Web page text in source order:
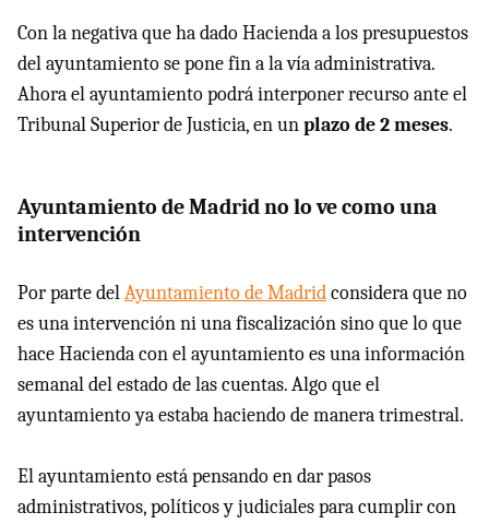
Con la negativa que ha dado Hacienda a los presupuestos
del ayuntamiento se pone fin a la vía administrativa.
Ahora el ayuntamiento podrá interponer recurso ante el
Tribunal Superior de Justicia, en unplazo de 2 meses.
Ayuntamiento de Madrid no lo ve como una
intervención
Por parte delAyuntamiento de Madridconsidera que no
es una intervención ni una fiscalización sino que lo que
hace Hacienda con el ayuntamiento es una información
semanal del estado de las cuentas. Algo que el
ayuntamiento ya estaba haciendo de manera trimestral.
El ayuntamiento está pensando en dar pasos
administrativos, políticos y judiciales para cumplir con